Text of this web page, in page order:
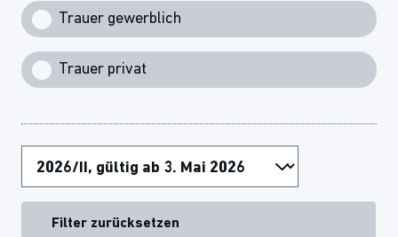
Trauer gewerblich
Trauer privat
Filter zurücksetzen